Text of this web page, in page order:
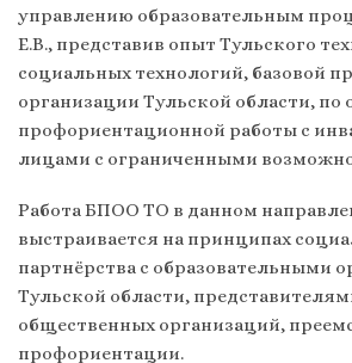
управлению образовательным
Е.В., представив опыт Тульского
социальных технологий, базовой
организации Тульской области, по
профориентационной работы с
лицами с ограниченными
Работа БПОО ТО в данном
выстраивается на принципах
партнёрства с образовательными
Тульской области,
общественных организаций,
профориентации.